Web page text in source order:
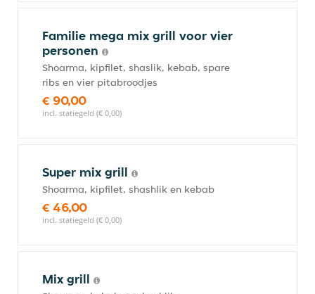
Familie mega mix grill voor vier
personen
Shoarma, kipfilet, shaslik, kebab, spare
ribs en vier pitabroodjes
€ 90,00
incl. statiegeld (€ 0,00)
Super mix grill
Shoarma, kipfilet, shashlik en kebab
€ 46,00
incl. statiegeld (€ 0,00)
Mix grill